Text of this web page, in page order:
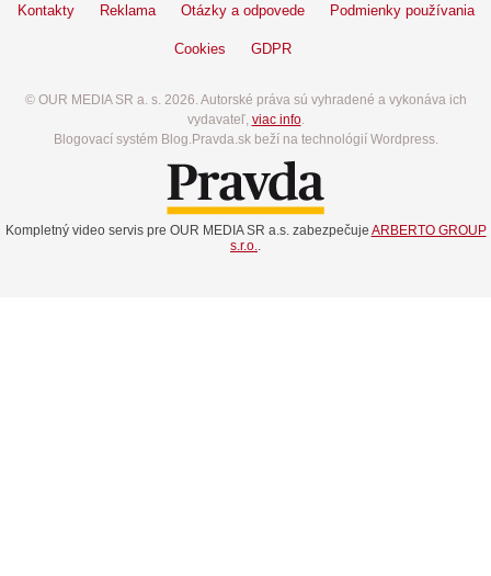
Kontakty Reklama Otázky a odpovede Podmienky používania
Cookies GDPR
© OUR MEDIA SR a. s. 2026. Autorské práva sú vyhradené a vykonáva ich
vydavateľ, viac info.
Blogovací systém Blog.Pravda.sk beží na technológií Wordpress.
Kompletný video servis pre OUR MEDIA SR a.s. zabezpečuje ARBERTO GROUP
s.r.o..